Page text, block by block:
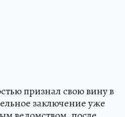
признал свою вину в
заключение уже